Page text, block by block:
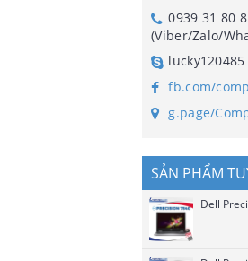
0939 31 80
(Viber/Zalo/
lucky120485
fb.com/
g.page/
SẢN PHẨM